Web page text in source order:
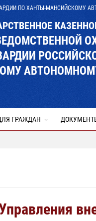
ПО ХАНТЫ-МАНСИЙСКОМУ
ГРАЖДАН